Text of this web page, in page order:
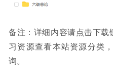
备注：详细内容请点击下载
习资源查看本站资源分类
询。